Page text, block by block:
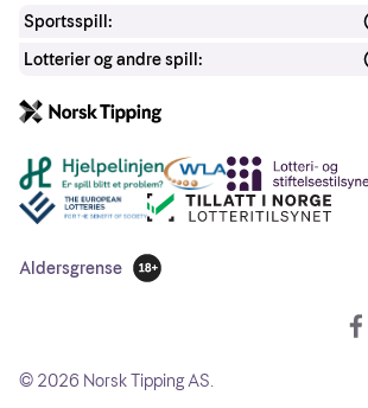
Sportsspill:
Lotterier og andre spill:
Andre lenker
Aldersgrense
18 år
© 2026 Norsk Tipping AS.